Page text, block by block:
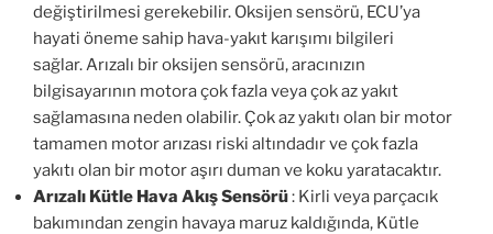
değiştirilmesi gerekebilir. Oksijen sensörü, ECU’ya
hayati öneme sahip hava-yakıt karışımı bilgileri
sağlar. Arızalı bir oksijen sensörü, aracınızın
bilgisayarının motora çok fazla veya çok az yakıt
sağlamasına neden olabilir. Çok az yakıtı olan bir motor
tamamen motor arızası riski altındadır ve çok fazla
yakıtı olan bir motor aşırı duman ve koku yaratacaktır.
Arızalı Kütle Hava Akış Sensörü: Kirli veya parçacık
bakımından zengin havaya maruz kaldığında, Kütle